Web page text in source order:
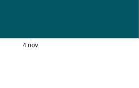
4 nov.